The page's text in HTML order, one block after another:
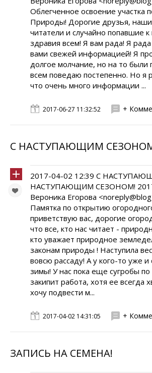
Облегченное освоение участка
Природы! Дорогие друзья,
читатели и случайно попавшие к
здравия всем! Я вам рада! Я
вами свежей информацией! Я
долгое молчание, но на то были
всем поведаю постепенно. Но я
что очень много информации ...
2017-06-27 11:32:52 +
С НАСТУПАЮЩИМ
2017-04-02 12:39 С
НАСТУПАЮЩИМ СЕЗОНОМ!
Вероника Егорова
Памятка по открытию
приветствую вас, дорогие
что все, кто нас читает -
кто уважает природное
законам природы ! Наступила
вовсю рассаду! А у кого-то уже и
зимы! У нас пока еще сугробы по
закипит работа, хотя ее всегда
хочу подвести м...
2017-04-02 14:31:05 +
ЗАПИСЬ НА СЕМЕНА!